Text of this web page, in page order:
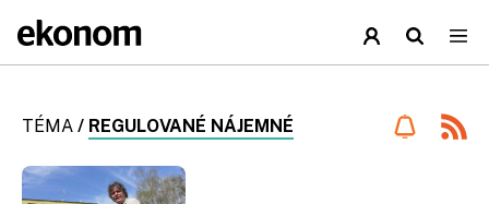
TÉMA / REGULOVANÉ NÁJEMNÉ